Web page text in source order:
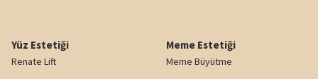
Yüz Estetiği
Renate Lift
Meme Estetiği
Meme Büyütme